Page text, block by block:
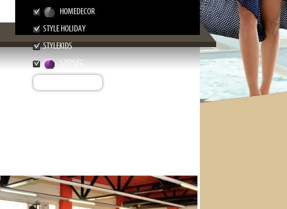
HOMEDECOR
STYLE HOLIDAY
STYLEKIDS
SZÉPSÉG